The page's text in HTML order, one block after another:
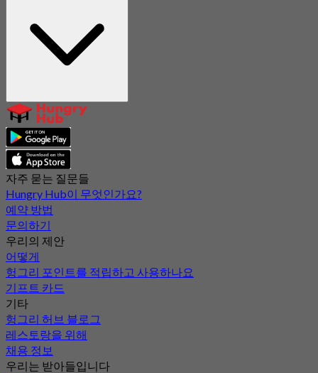
자주 묻는 질문들
Hungry Hub이 무엇인가요?
예약 방법
문의하기
우리의 제안
어떻게
헝그리 포인트를 적립하고 사용하나요
기프트 카드
기타
헝그리 허브 블로그
레스토랑을 위해
채용 정보
우리는 받아들입니다